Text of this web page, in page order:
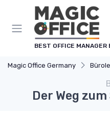
BEST OFFICE MANAGER
Magic Office Germany
Der Weg
Cookie-Einstellungen